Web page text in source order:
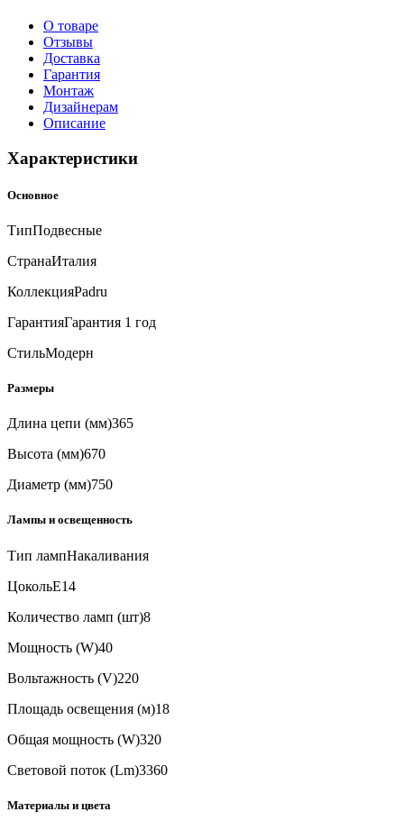
О товаре
Отзывы
Доставка
Гарантия
Монтаж
Дизайнерам
Описание
Характеристики
Основное
ТипПодвесные
СтранаИталия
КоллекцияPadru
ГарантияГарантия 1 год
СтильМодерн
Размеры
Длина цепи (мм)365
Высота (мм)670
Диаметр (мм)750
Лампы и освещенность
Тип лампНакаливания
ЦокольE14
Количество ламп (шт)8
Мощность (W)40
Вольтажность (V)220
Площадь освещения (м)18
Общая мощность (W)320
Световой поток (Lm)3360
Материалы и цвета